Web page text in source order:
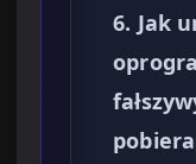
6. Jak